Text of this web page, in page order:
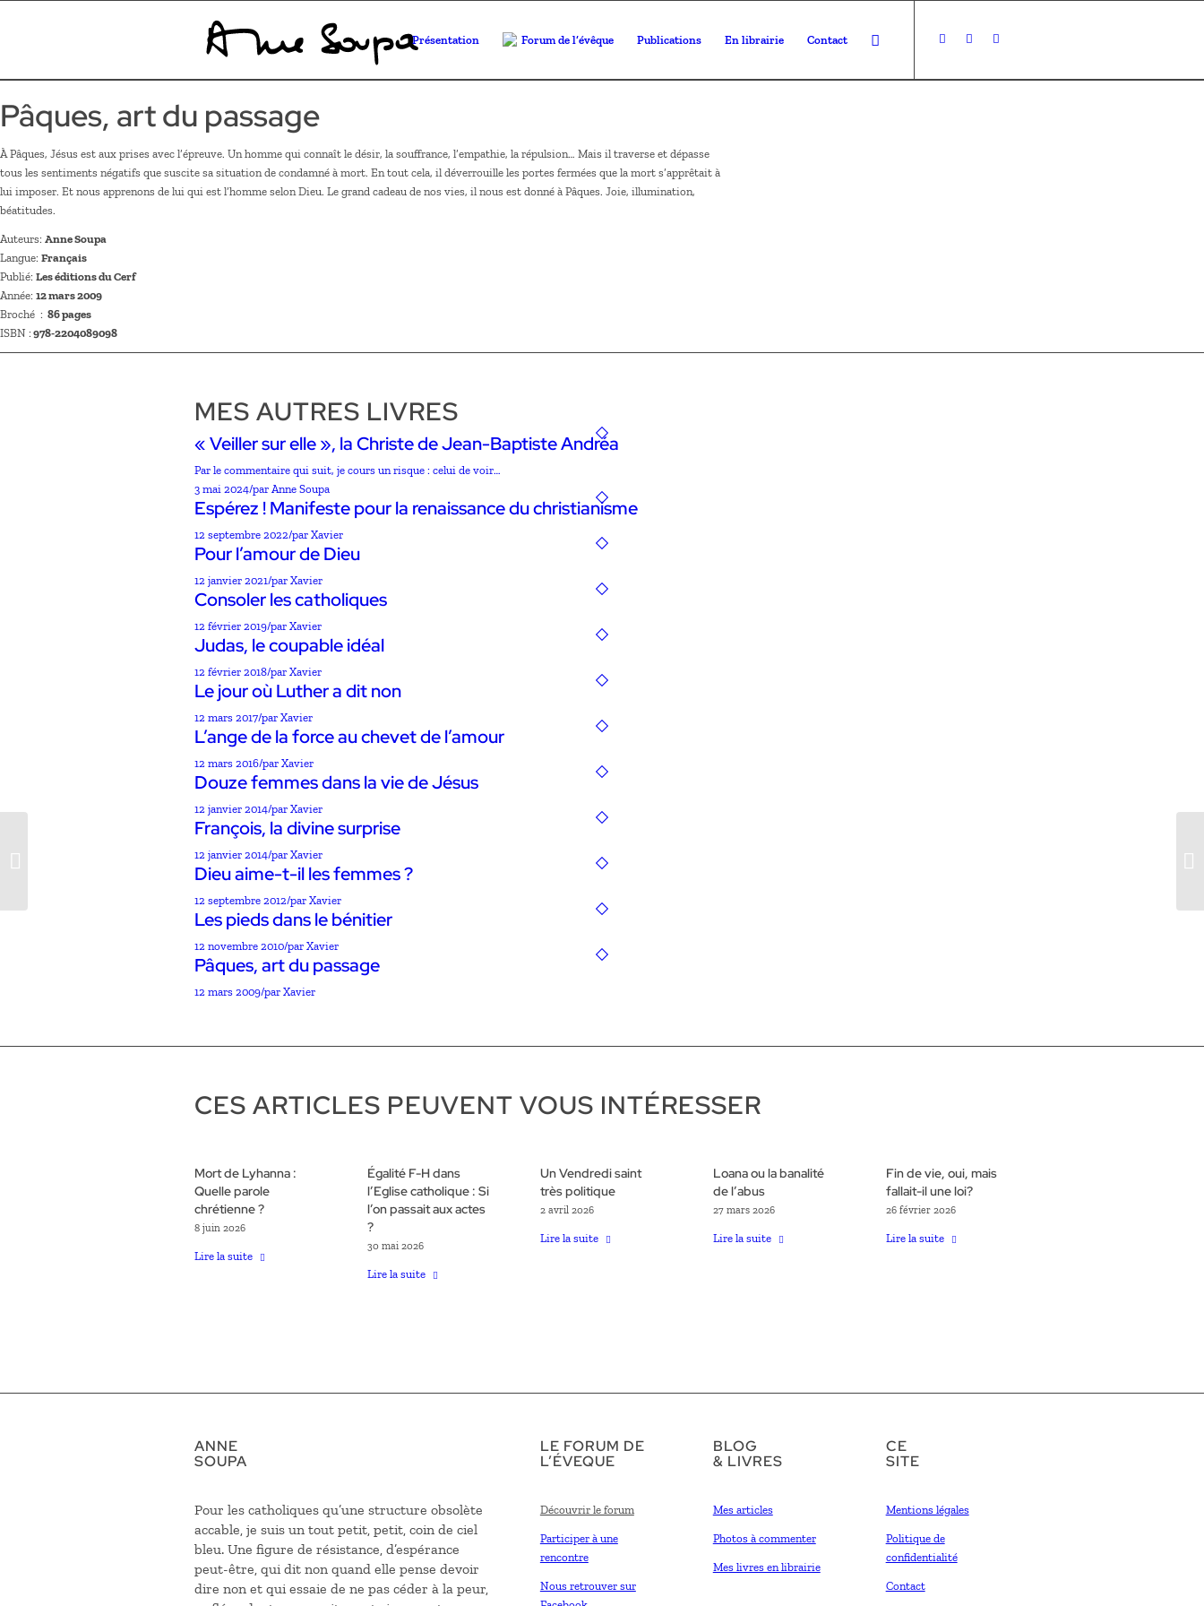
Présentation Forum de l’évêque Publications En librairie Contact
Pâques, art du passage
À Pâques, Jésus est aux prises avec l’épreuve. Un homme qui connaît le désir, la souffrance, l’empathie, la répulsion… Mais il traverse et dépasse
tous les sentiments négatifs que suscite sa situation de condamné à mort. En tout cela, il déverrouille les portes fermées que la mort s’apprêtait à
lui imposer. Et nous apprenons de lui qui est l’homme selon Dieu. Le grand cadeau de nos vies, il nous est donné à Pâques. Joie, illumination,
béatitudes.
Auteurs: Anne Soupa
Langue: Français
Publié: Les éditions du Cerf
Année: 12 mars 2009
Broché ‏ : ‎ 86 pages
ISBN : 978-2204089098
MES AUTRES LIVRES
« Veiller sur elle », la Christe de Jean-Baptiste Andréa
Par le commentaire qui suit, je cours un risque : celui de voir…
3 mai 2024/par Anne Soupa
Espérez ! Manifeste pour la renaissance du christianisme
12 septembre 2022/par Xavier
Pour l’amour de Dieu
12 janvier 2021/par Xavier
Consoler les catholiques
12 février 2019/par Xavier
Judas, le coupable idéal
12 février 2018/par Xavier
Le jour où Luther a dit non
12 mars 2017/par Xavier
L’ange de la force au chevet de l’amour
12 mars 2016/par Xavier
Douze femmes dans la vie de Jésus
12 janvier 2014/par Xavier
François, la divine surprise
12 janvier 2014/par Xavier
Dieu aime-t-il les femmes ?
12 septembre 2012/par Xavier
Les pieds dans le bénitier
12 novembre 2010/par Xavier
Pâques, art du passage
12 mars 2009/par Xavier
CES ARTICLES PEUVENT VOUS INTÉRESSER
Mort de Lyhanna :
Quelle parole
chrétienne ?
8 juin 2026
Lire la suite
Égalité F-H dans
l’Eglise catholique : Si
l’on passait aux actes
?
30 mai 2026
Lire la suite
Un Vendredi saint
très politique
2 avril 2026
Lire la suite
Loana ou la banalité
de l’abus
27 mars 2026
Lire la suite
Fin de vie, oui, mais
fallait-il une loi?
26 février 2026
Lire la suite
ANNE
SOUPA
Pour les catholiques qu’une structure obsolète
accable, je suis un tout petit, petit, coin de ciel
bleu. Une figure de résistance, d’espérance
peut-être, qui dit non quand elle pense devoir
dire non et qui essaie de ne pas céder à la peur,
LE FORUM DE
L’ÉVEQUE
Découvrir le forum
Participer à une
rencontre
Nous retrouver sur
BLOG
& LIVRES
Mes articles
Photos à commenter
Mes livres en librairie
CE
SITE
Mentions légales
Politique de
confidentialité
Contact